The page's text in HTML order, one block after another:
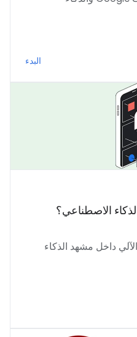
البدء
الاصطناعي؟
داخل مشهد الذكاء